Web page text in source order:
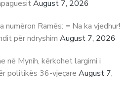
August 7, 2026
numëron Ramës: = Na ka vjedhur!
për ndryshim August 7, 2026
në Mynih, kërkohet largimi i
politikës 36-vjeçare August 7,